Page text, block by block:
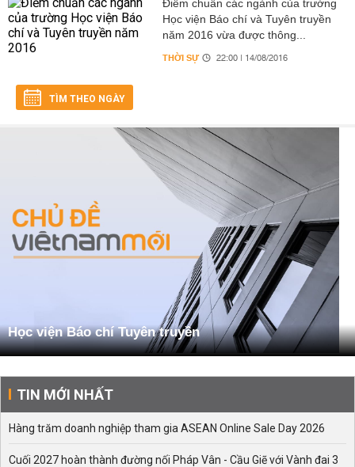
Điểm chuẩn các ngành của trường
Học viện Báo chí và Tuyên truyền
năm 2016 vừa được thông...
THỜI SỰ 22:00 | 14/08/2016
TÌM THEO NGÀY
Học viện Báo chí Tuyên truyền
TIN MỚI NHẤT
Hàng trăm doanh nghiệp tham gia ASEAN Online Sale Day 2026
Cuối 2027 hoàn thành đường nối Pháp Vân - Cầu Giẽ với Vành đai 3